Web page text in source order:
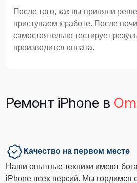
После того, как вы приняли
приступаем к работе. После
самостоятельно тестирует
производится оплата.
Ремонт iPhone в
Качество на первом месте
Наши опытные техники имеют
iPhone всех версий. Мы гордимся